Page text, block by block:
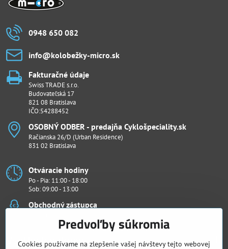
0948 650 082
info​@kolobežky-micro​.sk
Fakturačné údaje
Swiss TRADE s.r.o.
Budovateľská 17
821 08 Bratislava
IČO:54288452
OSOBNÝ ODBER - predajňa Cyklošpeciality​.sk
Račianska 26/D (Urban Residence)
831 02 Bratislava
Otváracie hodiny
Po - Pia: 11:00 - 18:00
Sob: 09:00 - 13:00
Obchodný zástupca
Všetko k nákupu
Predvoľby súkromia
Cookies používame na zlepšenie vašej návštevy tejto webovej